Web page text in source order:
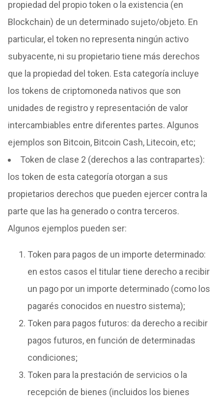
propiedad del propio token o la existencia (en
Blockchain) de un determinado sujeto/objeto. En
particular, el token no representa ningún activo
subyacente, ni su propietario tiene más derechos
que la propiedad del token. Esta categoría incluye
los tokens de criptomoneda nativos que son
unidades de registro y representación de valor
intercambiables entre diferentes partes. Algunos
ejemplos son Bitcoin, Bitcoin Cash, Litecoin, etc;
Token de clase 2 (derechos a las contrapartes):
los token de esta categoría otorgan a sus
propietarios derechos que pueden ejercer contra la
parte que las ha generado o contra terceros.
Algunos ejemplos pueden ser:
Token para pagos de un importe determinado:
en estos casos el titular tiene derecho a recibir
un pago por un importe determinado (como los
pagarés conocidos en nuestro sistema);
Token para pagos futuros: da derecho a recibir
pagos futuros, en función de determinadas
condiciones;
Token para la prestación de servicios o la
recepción de bienes (incluidos los bienes